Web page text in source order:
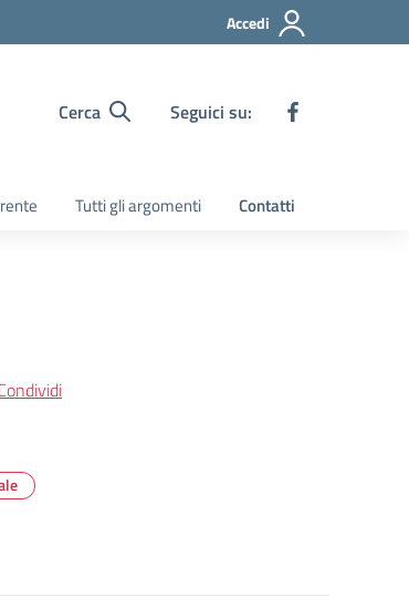
Accedi
Cerca Seguici su:
Tutti gli argomenti Contatti